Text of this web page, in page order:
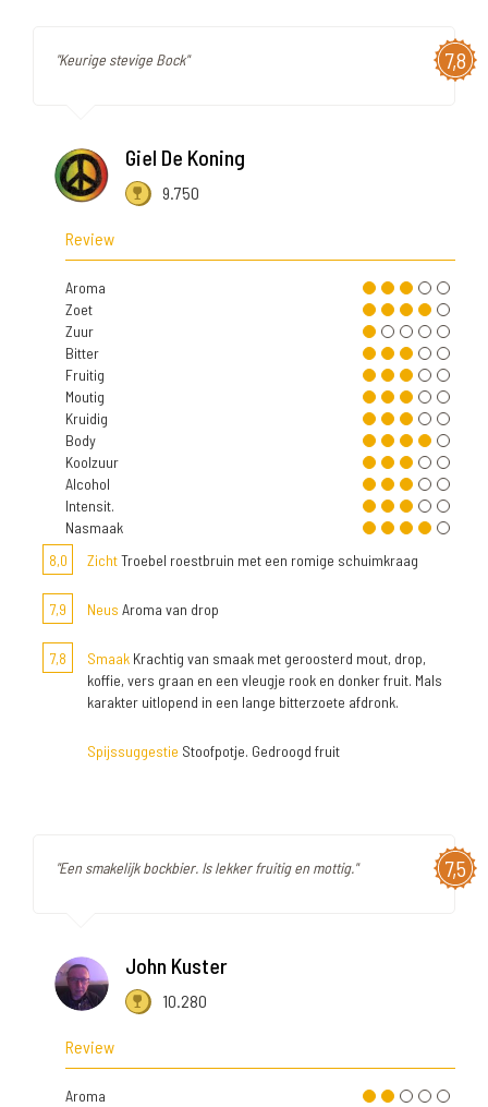
7,8
"Keurige stevige Bock"
Giel De Koning
9.750
Review
Aroma
Zoet
Zuur
Bitter
Fruitig
Moutig
Kruidig
Body
Koolzuur
Alcohol
Intensit.
Nasmaak
8,0
ZichtTroebel roestbruin met een romige schuimkraag
7,9 Neus Aroma van drop
7,8 Smaak Krachtig van smaak met geroosterd mout, drop,
koffie, vers graan en een vleugje rook en donker fruit. Mals
karakter uitlopend in een lange bitterzoete afdronk.
Spijssuggestie Stoofpotje. Gedroogd fruit
7,5
"Een smakelijk bockbier. Is lekker fruitig en mottig."
John Kuster
10.280
Review
Aroma